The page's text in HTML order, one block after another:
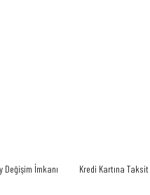
Değişim İmkanı Kredi Kartına Taksit